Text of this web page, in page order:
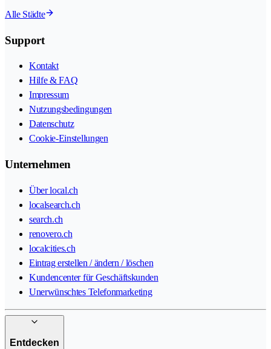
Alle Städte
Support
Kontakt
Hilfe & FAQ
Impressum
Nutzungsbedingungen
Datenschutz
Cookie-Einstellungen
Unternehmen
Über local.ch
localsearch.ch
search.ch
renovero.ch
localcities.ch
Eintrag erstellen / ändern / löschen
Kundencenter für Geschäftskunden
Unerwünschtes Telefonmarketing
Entdecken